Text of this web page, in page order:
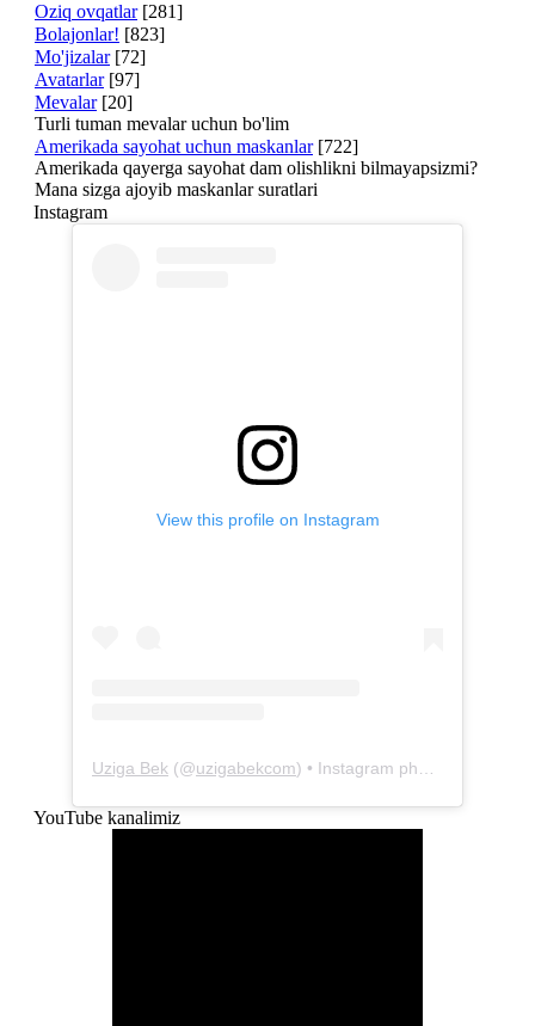
Oziq ovqatlar [281]
Bolajonlar! [823]
Mo'jizalar [72]
Avatarlar [97]
Mevalar [20]
Turli tuman mevalar uchun bo'lim
Amerikada sayohat uchun maskanlar [722]
Amerikada qayerga sayohat dam olishlikni bilmayapsizmi?
Mana sizga ajoyib maskanlar suratlari
Instagram
View this profile on Instagram
Uziga Bek (@uzigabekcom) • Instagram photos and videos
YouTube kanalimiz